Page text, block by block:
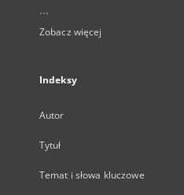
...
Zobacz więcej
Indeksy
Autor
Tytuł
Temat i słowa kluczowe